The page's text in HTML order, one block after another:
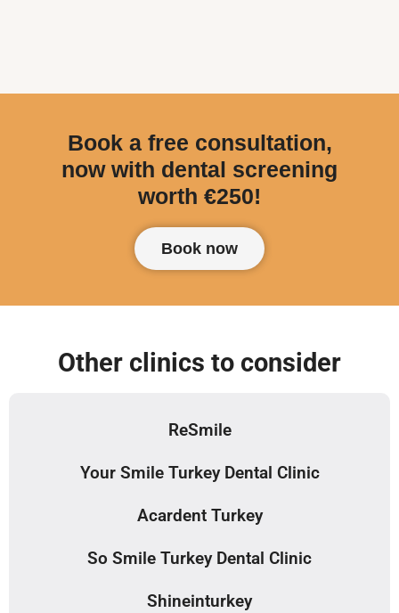
Book a free consultation,
now with dental screening
worth €250!
Book now
Other clinics to consider
ReSmile
Your Smile Turkey Dental Clinic
Acardent Turkey
So Smile Turkey Dental Clinic
Shineinturkey